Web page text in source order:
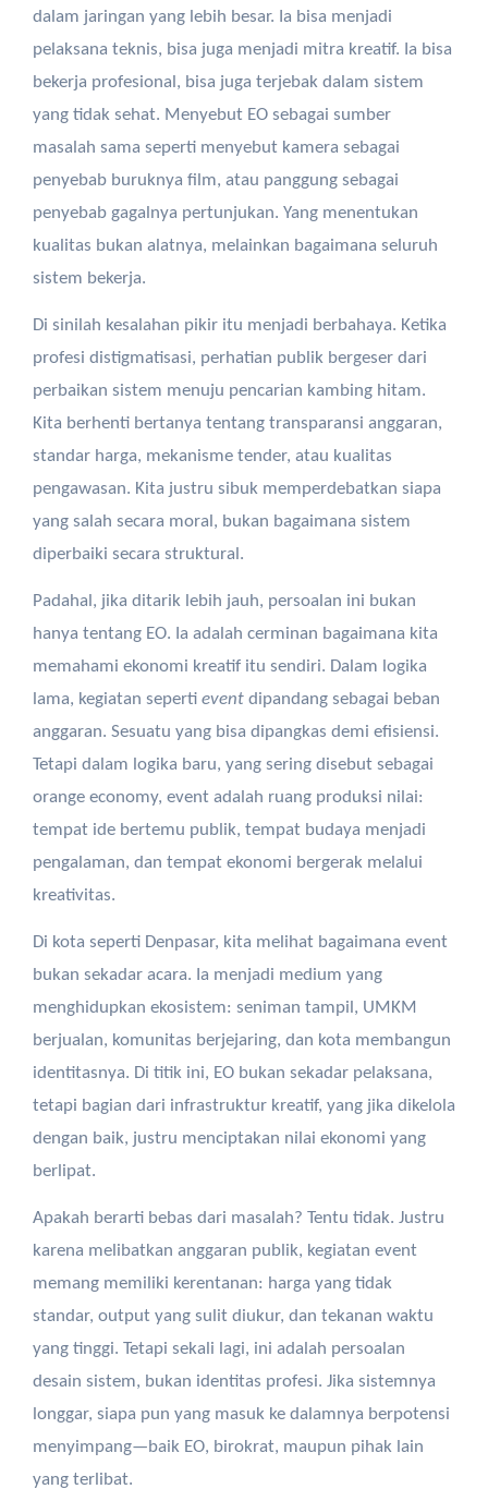
dalam jaringan yang lebih besar. Ia bisa menjadi
pelaksana teknis, bisa juga menjadi mitra kreatif. Ia bisa
bekerja profesional, bisa juga terjebak dalam sistem
yang tidak sehat. Menyebut EO sebagai sumber
masalah sama seperti menyebut kamera sebagai
penyebab buruknya film, atau panggung sebagai
penyebab gagalnya pertunjukan. Yang menentukan
kualitas bukan alatnya, melainkan bagaimana seluruh
sistem bekerja.
Di sinilah kesalahan pikir itu menjadi berbahaya. Ketika
profesi distigmatisasi, perhatian publik bergeser dari
perbaikan sistem menuju pencarian kambing hitam.
Kita berhenti bertanya tentang transparansi anggaran,
standar harga, mekanisme tender, atau kualitas
pengawasan. Kita justru sibuk memperdebatkan siapa
yang salah secara moral, bukan bagaimana sistem
diperbaiki secara struktural.
Padahal, jika ditarik lebih jauh, persoalan ini bukan
hanya tentang EO. Ia adalah cerminan bagaimana kita
memahami ekonomi kreatif itu sendiri. Dalam logika
lama, kegiatan seperti eventdipandang sebagai beban
anggaran. Sesuatu yang bisa dipangkas demi efisiensi.
Tetapi dalam logika baru, yang sering disebut sebagai
orange economy, event adalah ruang produksi nilai:
tempat ide bertemu publik, tempat budaya menjadi
pengalaman, dan tempat ekonomi bergerak melalui
kreativitas.
Di kota seperti Denpasar, kita melihat bagaimana event
bukan sekadar acara. Ia menjadi medium yang
menghidupkan ekosistem: seniman tampil, UMKM
berjualan, komunitas berjejaring, dan kota membangun
identitasnya. Di titik ini, EO bukan sekadar pelaksana,
tetapi bagian dari infrastruktur kreatif, yang jika dikelola
dengan baik, justru menciptakan nilai ekonomi yang
berlipat.
Apakah berarti bebas dari masalah? Tentu tidak. Justru
karena melibatkan anggaran publik, kegiatan event
memang memiliki kerentanan: harga yang tidak
standar, output yang sulit diukur, dan tekanan waktu
yang tinggi. Tetapi sekali lagi, ini adalah persoalan
desain sistem, bukan identitas profesi. Jika sistemnya
longgar, siapa pun yang masuk ke dalamnya berpotensi
menyimpang—baik EO, birokrat, maupun pihak lain
yang terlibat.